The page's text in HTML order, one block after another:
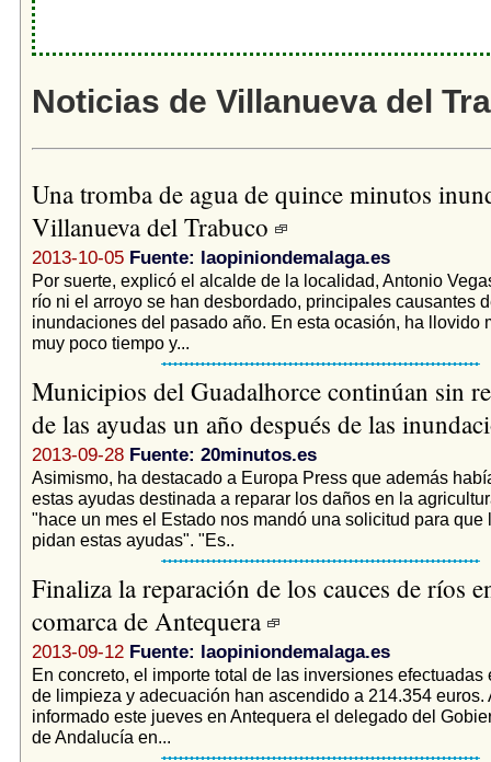
Noticias de Villanueva del
Una tromba de agua de quince minutos
Villanueva del Trabuco
2013-10-05 Fuente: laopiniondemalaga.es
Por suerte, explicó el alcalde de la localidad, Antonio
río ni el arroyo se han desbordado, principales causantes
inundaciones del pasado año. En esta ocasión, ha llovido
muy poco tiempo y...
Municipios del Guadalhorce continúan sin
de las ayudas un año después de las
2013-09-28 Fuente: 20minutos.es
Asimismo, ha destacado a Europa Press que además
estas ayudas destinada a reparar los daños en la
"hace un mes el Estado nos mandó una solicitud para que
pidan estas ayudas". "Es..
Finaliza la reparación de los cauces de ríos
comarca de Antequera
2013-09-12 Fuente: laopiniondemalaga.es
En concreto, el importe total de las inversiones efectuadas
de limpieza y adecuación han ascendido a 214.354 euros.
informado este jueves en Antequera el delegado del
de Andalucía en...